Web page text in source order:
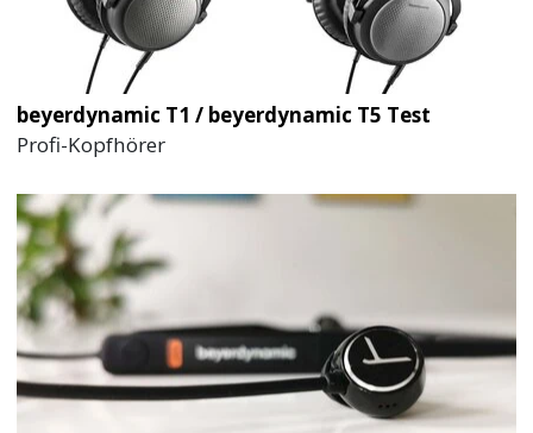
beyerdynamic T1 / beyerdynamic T5 Test
Profi-Kopfhörer